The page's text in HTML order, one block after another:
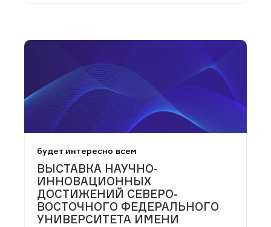
будет интересно всем
ВЫСТАВКА НАУЧНО-
ИННОВАЦИОННЫХ
ДОСТИЖЕНИЙ СЕВЕРО-
ВОСТОЧНОГО ФЕДЕРАЛЬНОГО
УНИВЕРСИТЕТА ИМЕНИ